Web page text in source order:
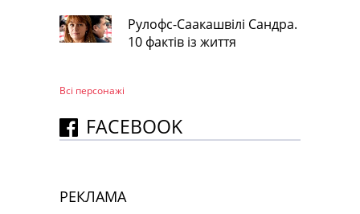
Рулофс-Саакашвілі Сандра.
10 фактів із життя
Всі персонажi
FACEBOOK
РЕКЛАМА